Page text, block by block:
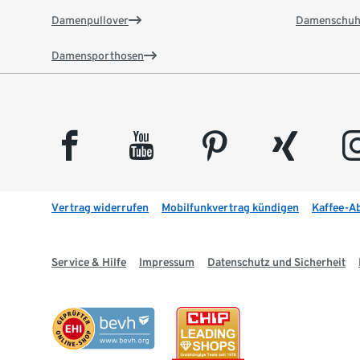
Damenpullover
Damensporthosen
facebook youtube pinterest xing
Vertrag widerrufen Mobilfunkvertrag kündigen Kaffee-
Service & Hilfe Impressum Datenschutz und Sicherheit